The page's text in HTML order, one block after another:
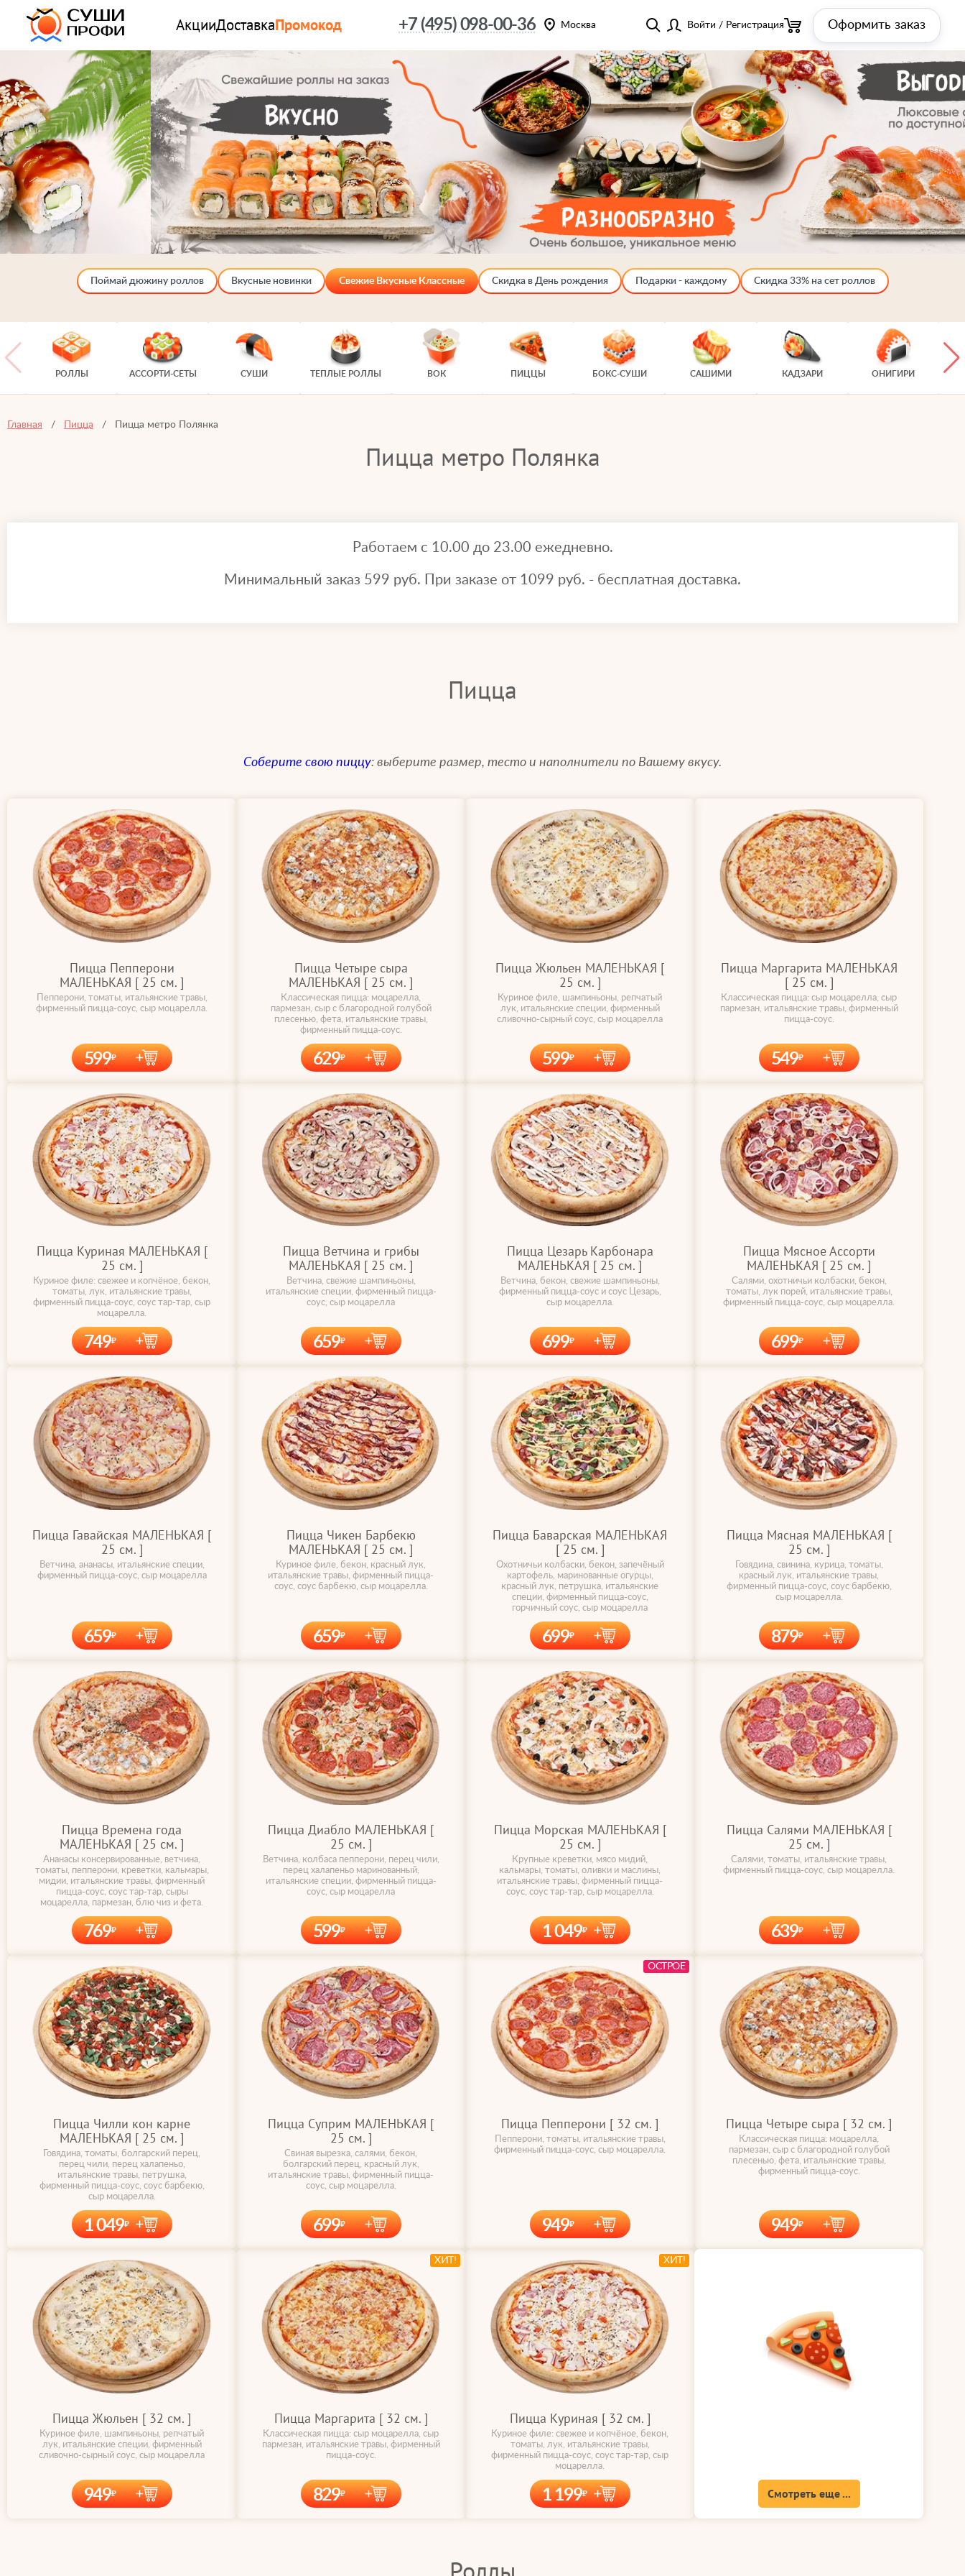
АкцииДоставкаПромокод +7 (495) 098-00-36 Москва Войти / Регистрация Оформить заказ
Поймай дюжину роллов Вкусные новинки Свежие Вкусные Классные Скидка в День рождения Подарки - каждому Скидка 33% на сет роллов
РОЛЛЫ АССОРТИ-СЕТЫ СУШИ ТЕПЛЫЕ РОЛЛЫ ВОК ПИЦЦЫ БОКС-СУШИ САШИМИ КАДЗАРИ ОНИГИРИ
Главная Пицца Пицца метро Полянка
Пицца метро Полянка
Работаем с 10.00 до 23.00 ежедневно.
Минимальный заказ 599 руб. При заказе от 1099 руб. - бесплатная доставка.
Пицца
Соберите свою пиццу: выберите размер, тесто и наполнители по Вашему вкусу.
Пицца Пепперони
МАЛЕНЬКАЯ [ 25 cм. ]
Пепперони, томаты, итальянские травы,
фирменный пицца-соус, сыр моцарелла.
599
Пицца Четыре сыра
МАЛЕНЬКАЯ [ 25 cм. ]
Классическая пицца: моцарелла,
пармезан, сыр с благородной голубой
плесенью, фета, итальянские травы,
фирменный пицца-соус.
629
Пицца Жюльен МАЛЕНЬКАЯ [
25 cм. ]
Куриное филе, шампиньоны, репчатый
лук, итальянские специи, фирменный
сливочно-сырный соус, сыр моцарелла
599
Пицца Маргарита МАЛЕНЬКАЯ
[ 25 cм. ]
Классическая пицца: сыр моцарелла, сыр
пармезан, итальянские травы, фирменный
пицца-соус.
549
Пицца Куриная МАЛЕНЬКАЯ [
25 cм. ]
Куриное филе: свежее и копчёное, бекон,
томаты, лук, итальянские травы,
фирменный пицца-соус, соус тар-тар, сыр
моцарелла.
749
Пицца Ветчина и грибы
МАЛЕНЬКАЯ [ 25 cм. ]
Ветчина, свежие шампиньоны,
итальянские специи, фирменный пицца-
соус, сыр моцарелла
659
Пицца Цезарь Карбонара
МАЛЕНЬКАЯ [ 25 cм. ]
Ветчина, бекон, свежие шампиньоны,
фирменный пицца-соус и соус Цезарь,
сыр моцарелла.
699
Пицца Мясное Ассорти
МАЛЕНЬКАЯ [ 25 cм. ]
Салями, охотничьи колбаски, бекон,
томаты, лук порей, итальянские травы,
фирменный пицца-соус, сыр моцарелла.
699
Пицца Гавайская МАЛЕНЬКАЯ [
25 cм. ]
Ветчина, ананасы, итальянские специи,
фирменный пицца-соус, сыр моцарелла
659
Пицца Чикен Барбекю
МАЛЕНЬКАЯ [ 25 cм. ]
Куриное филе, бекон, красный лук,
итальянские травы, фирменный пицца-
соус, соус барбекю, сыр моцарелла.
659
Пицца Баварская МАЛЕНЬКАЯ
[ 25 cм. ]
Охотничьи колбаски, бекон, запечёный
картофель, маринованные огурцы,
красный лук, петрушка, итальянские
специи, фирменный пицца-соус,
горчичный соус, сыр моцарелла
699
Пицца Мясная МАЛЕНЬКАЯ [
25 cм. ]
Говядина, свинина, курица, томаты,
красный лук, итальянские травы,
фирменный пицца-соус, соус барбекю,
сыр моцарелла.
879
Пицца Времена года
МАЛЕНЬКАЯ [ 25 cм. ]
Ананасы консервированные, ветчина,
томаты, пепперони, креветки, кальмары,
мидии, итальянские травы, фирменный
пицца-соус, соус тар-тар, сыры
моцарелла, пармезан, блю чиз и фета.
769
Пицца Диабло МАЛЕНЬКАЯ [
25 cм. ]
Ветчина, колбаса пепперони, перец чили,
перец халапеньо маринованный,
итальянские специи, фирменный пицца-
соус, сыр моцарелла
599
Пицца Морская МАЛЕНЬКАЯ [
25 cм. ]
Крупные креветки, мясо мидий,
кальмары, томаты, оливки и маслины,
итальянские травы, фирменный пицца-
соус, соус тар-тар, сыр моцарелла.
1 049
Пицца Салями МАЛЕНЬКАЯ [
25 cм. ]
Салями, томаты, итальянские травы,
фирменный пицца-соус, сыр моцарелла.
639
Пицца Чилли кон карне
МАЛЕНЬКАЯ [ 25 cм. ]
Говядина, томаты, болгарский перец,
перец чили, перец халапеньо,
итальянские травы, петрушка,
фирменный пицца-соус, соус барбекю,
сыр моцарелла.
1 049
Пицца Суприм МАЛЕНЬКАЯ [
25 cм. ]
Свиная вырезка, салями, бекон,
болгарский перец, красный лук,
итальянские травы, фирменный пицца-
соус, сыр моцарелла.
699
Пицца Пепперони [ 32 cм. ]
Пепперони, томаты, итальянские травы,
фирменный пицца-соус, сыр моцарелла.
949
ОСТРОЕ
Пицца Четыре сыра [ 32 cм. ]
Классическая пицца: моцарелла,
пармезан, сыр с благородной голубой
плесенью, фета, итальянские травы,
фирменный пицца-соус.
949
Пицца Жюльен [ 32 cм. ]
Куриное филе, шампиньоны, репчатый
лук, итальянские специи, фирменный
сливочно-сырный соус, сыр моцарелла
949
Пицца Маргарита [ 32 cм. ]
Классическая пицца: сыр моцарелла, сыр
пармезан, итальянские травы, фирменный
пицца-соус.
829
ХИТ!
Пицца Куриная [ 32 cм. ]
Куриное филе: свежее и копчёное, бекон,
томаты, лук, итальянские травы,
фирменный пицца-соус, соус тар-тар, сыр
моцарелла.
1 199
ХИТ!
Смотреть еще ...